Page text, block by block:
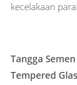
kecelakaan
Tangga
Tempered